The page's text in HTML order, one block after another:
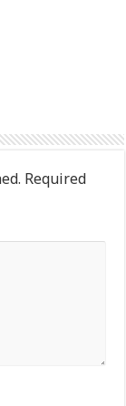
Required